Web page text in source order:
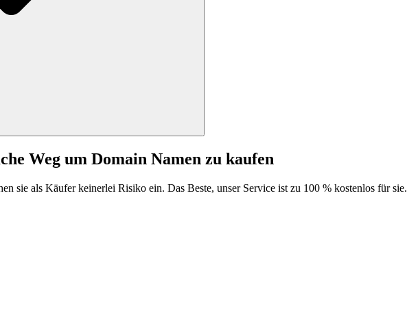
Weg um Domain Namen zu kaufen
sie als Käufer keinerlei Risiko ein. Das Beste, unser Service ist zu 100 % kostenlos für sie.